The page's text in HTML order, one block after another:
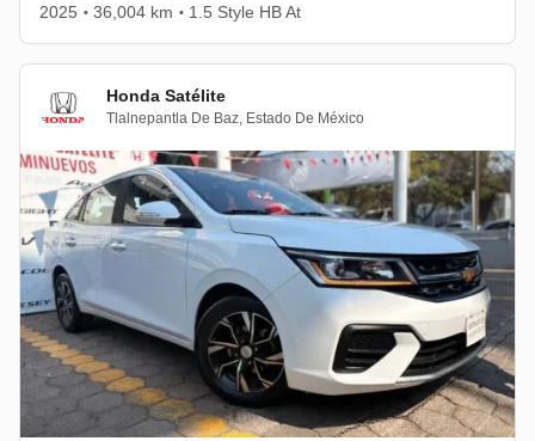
2025 • 36,004 km • 1.5 Style HB At
Honda Satélite
Tlalnepantla De Baz, Estado De México